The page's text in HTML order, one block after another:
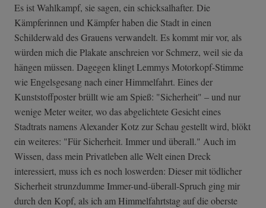
Es ist Wahlkampf, sie sagen, ein schicksalhafter. Die
Kämpferinnen und Kämpfer haben die Stadt in einen
Schilderwald des Grauens verwandelt. Es kommt mir vor, als
würden mich die Plakate anschreien vor Schmerz, weil sie da
hängen müssen. Dagegen klingt Lemmys Motorkopf-Stimme
wie Engelsgesang nach einer Himmelfahrt. Eines der
Kunststoffposter brüllt wie am Spieß: "Sicherheit" – und nur
wenige Meter weiter, wo das abgelichtete Gesicht eines
Stadtrats namens Alexander Kotz zur Schau gestellt wird, blökt
ein weiteres: "Für Sicherheit. Immer und überall." Auch im
Wissen, dass mein Privatleben alle Welt einen Dreck
interessiert, muss ich es noch loswerden: Dieser mit tödlicher
Sicherheit strunzdumme Immer-und-überall-Spruch ging mir
durch den Kopf, als ich am Himmelfahrtstag auf die oberste